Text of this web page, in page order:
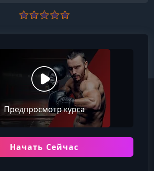
Предпросмотр курса
Начать Сейчас